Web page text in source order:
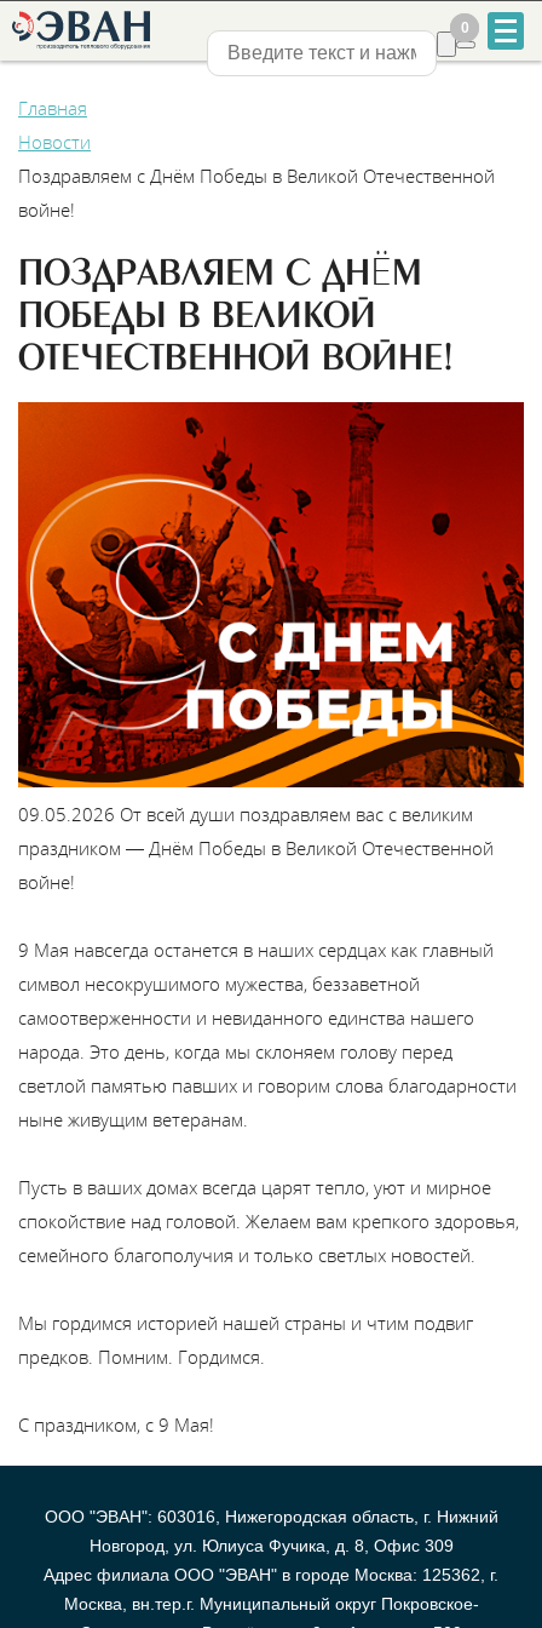
831
2-
888-
Каталог
Сервис
Найти магазин
Найти
монтажника
В
т
Нижний Новгород
0
0
Главная
Новости
Поздравляем с Днём Победы в Великой Отечественной
войне!
ПОЗДРАВЛЯЕМ С ДНЁМ
ПОБЕДЫ В ВЕЛИКОЙ
ОТЕЧЕСТВЕННОЙ ВОЙНЕ!
09.05.2026 От всей души поздравляем вас с великим
праздником — Днём Победы в Великой Отечественной
войне!
9 Мая навсегда останется в наших сердцах как главный
символ несокрушимого мужества, беззаветной
самоотверженности и невиданного единства нашего
народа. Это день, когда мы склоняем голову перед
светлой памятью павших и говорим слова благодарности
ныне живущим ветеранам.
Пусть в ваших домах всегда царят тепло, уют и мирное
спокойствие над головой. Желаем вам крепкого здоровья,
семейного благополучия и только светлых новостей.
Мы гордимся историей нашей страны и чтим подвиг
предков. Помним. Гордимся.
С праздником, с 9 Мая!
ООО "ЭВАН": 603016, Нижегородская область, г. Нижний
Новгород, ул. Юлиуса Фучика, д. 8, Офис 309
Адрес филиала ООО "ЭВАН" в городе Москва: 125362, г.
Москва, вн.тер.г. Муниципальный округ Покровское-